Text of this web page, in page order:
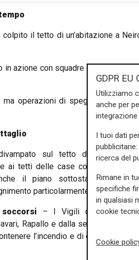
o
colpito il tetto di un’abitazione a
in azione con squadre da Chiavari,
ma operazioni di spegnimento
sul tetto di
ai tetti delle case confinanti. Il
il piano sottostante
particolarmente complesse.
– I Vigili del Fuoco
Rapallo e dalla sede centrale di
l’incendio e di evitare che si
GDPR EU
Utilizziamo
anche per
I tuoi dati
ricerca del
Rimane in
specifiche
in qualsiasi
cookie
Cookie